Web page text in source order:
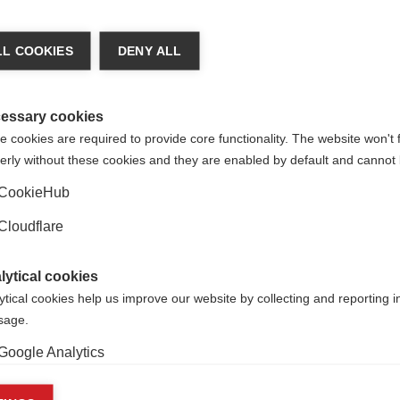
أن تكون قد كتبت عنوان بريدك الإلكتروني بشكل غير صحيح عن
Follow us
COOKIES DENY ALL
cookies
cookies are required to provide core functionality. The website won't
without these cookies and they are enabled by default and cannot
cookies
cookies help us improve our website by collecting and reporting
Analytics